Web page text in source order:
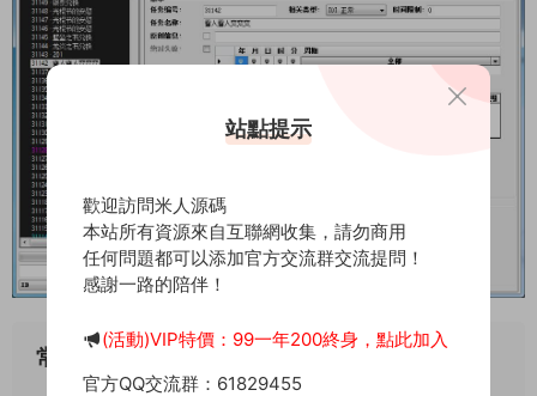
常見問題
站點提示
歡迎訪問米人源碼
本站所有資源來自互聯網收集，請勿商用
任何問題都可以添加官方交流群交流提問！
感謝一路的陪伴！
(活動)VIP特價：99一年200終身，點此加入
官方QQ交流群：61829455